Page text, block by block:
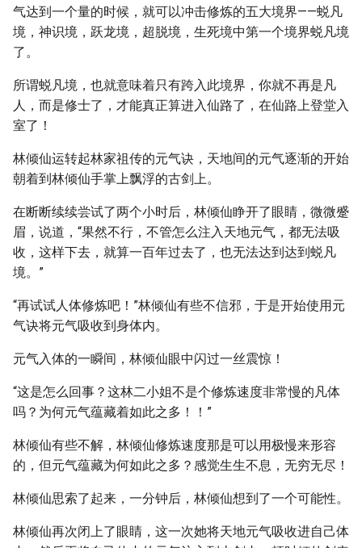
气达到一个量的时候，就可以冲击修炼的五大境界——蜕凡
境，神识境，跃龙境，超脱境，生死境中第一个境界蜕凡境
了。
所谓蜕凡境，也就意味着只有跨入此境界，你就不再是凡
人，而是修士了，才能真正算进入仙路了，在仙路上登堂入
室了！
林倾仙运转起林家祖传的元气诀，天地间的元气逐渐的开始
朝着到林倾仙手掌上飘浮的古剑上。
在断断续续尝试了两个小时后，林倾仙睁开了眼睛，微微蹙
眉，说道，“果然不行，不管怎么注入天地元气，都无法吸
收，这样下去，就算一百年过去了，也无法达到达到蜕凡
境。”
“再试试人体修炼吧！”林倾仙有些不信邪，于是开始使用元
气诀将元气吸收到身体内。
元气入体的一瞬间，林倾仙眼中闪过一丝震惊！
“这是怎么回事？这林二小姐不是个修炼速度非常慢的凡体
吗？为何元气蕴藏着如此之多！！”
林倾仙有些不解，林倾仙修炼速度那是可以用极慢来形容
的，但元气蕴藏为何如此之多？感觉生生不息，无穷无尽！
林倾仙思索了起来，一分钟后，林倾仙想到了一个可能性。
林倾仙再次闭上了眼睛，这一次她将天地元气吸收进自己体